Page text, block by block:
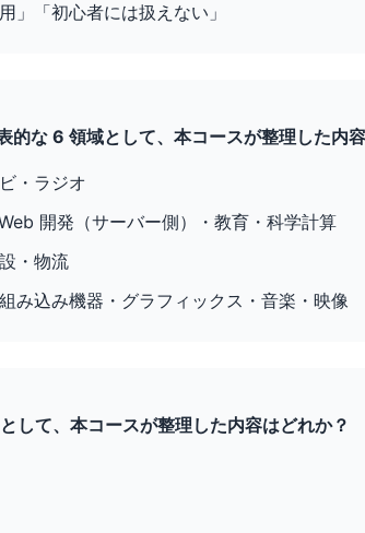
」「初心者には扱えない」
な 6 領域として、本コースが整理した内
・ラジオ
開発（サーバー側）・教育・科学計算
・物流
み込み機器・グラフィックス・音楽・映像
して、本コースが整理した内容はどれか？